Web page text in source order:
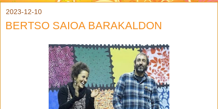
2023-12-10
BERTSO SAIOA BARAKALDON